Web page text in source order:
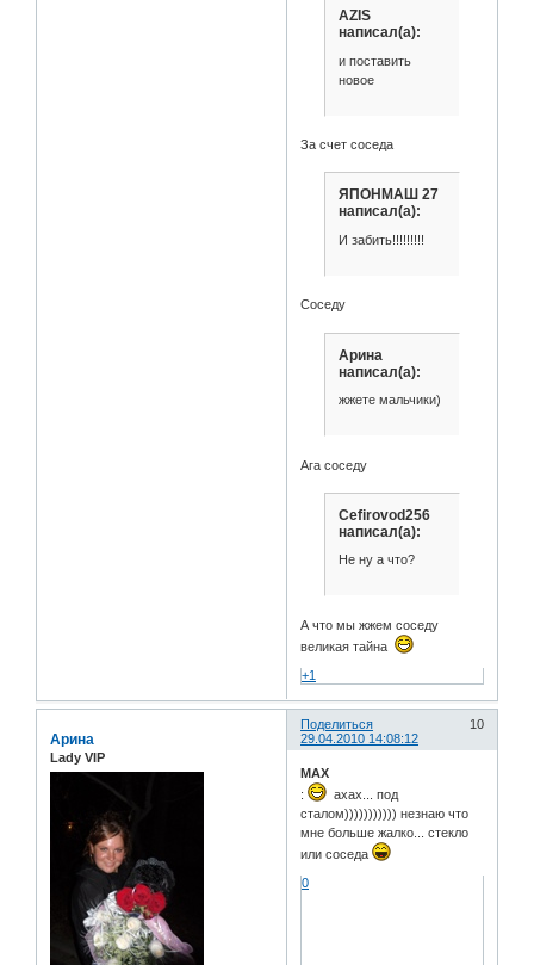
AZIS
написал(а):
и поставить
новое
За счет соседа
ЯПОНМАШ 27
написал(а):
И забить!!!!!!!!!
Соседу
Арина
написал(а):
жжете мальчики)
Ага соседу
Cefirovod256
написал(а):
Не ну а что?
А что мы жжем соседу
великая тайна
+1
Поделиться
10
29.04.2010 14:08:12
Арина
Lady VIP
MAX
:
ахах... под
сталом))))))))))) незнаю что
мне больше жалко... стекло
или соседа
0